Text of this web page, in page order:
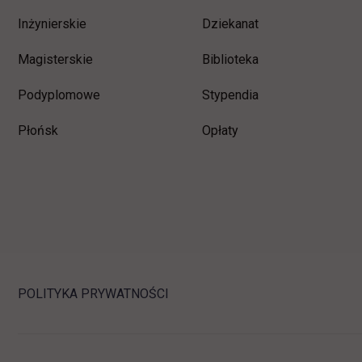
Inżynierskie
Magisterskie
Podyplomowe
Płońsk
Dziekanat
Biblioteka
Stypendia
Opłaty
POLITYKA PRYWATNOŚCI